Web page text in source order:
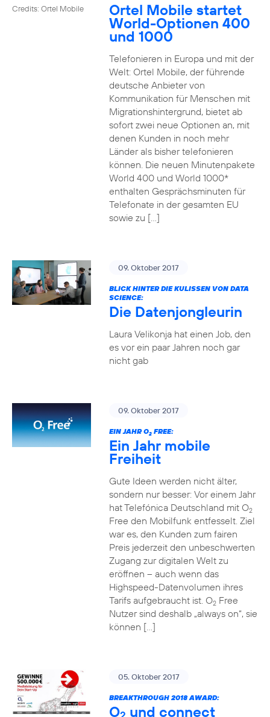
Credits: Ortel Mobile Ortel Mobile startet
World-Optionen 400
und 1000
Telefonieren in Europa und mit der
Welt: Ortel Mobile, der führende
deutsche Anbieter von
Kommunikation für Menschen mit
Migrationshintergrund, bietet ab
sofort zwei neue Optionen an, mit
denen Kunden in noch mehr
Länder als bisher telefonieren
können. Die neuen Minutenpakete
World 400 und World 1000*
enthalten Gesprächsminuten für
Telefonate in der gesamten EU
sowie zu […]
09. Oktober 2017
BLICK HINTER DIE KULISSEN VON DATA
SCIENCE:
Die Datenjongleurin
Laura Velikonja hat einen Job, den
es vor ein paar Jahren noch gar
nicht gab
09. Oktober 2017
EIN JAHR O2FREE:
Ein Jahr mobile
Freiheit
Gute Ideen werden nicht älter,
sondern nur besser: Vor einem Jahr
hat Telefónica Deutschland mit O2
Free den Mobilfunk entfesselt. Ziel
war es, den Kunden zum fairen
Preis jederzeit den unbeschwerten
Zugang zur digitalen Welt zu
eröffnen – auch wenn das
Highspeed-Datenvolumen ihres
Tarifs aufgebraucht ist. O2Free
Nutzer sind deshalb „always on“, sie
können […]
05. Oktober 2017
BREAKTHROUGH 2018 AWARD:
O und connect